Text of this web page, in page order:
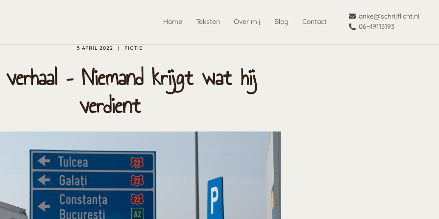
Home Teksten Over mij Blog Contact
anke@schrijflicht.nl
06-49113193
5 APRIL 2022 FICTIE
– Niemand krijgt wat hij
verdient